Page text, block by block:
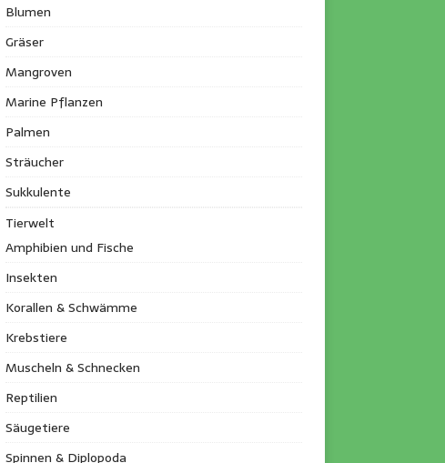
Blumen
Gräser
Mangroven
Marine Pflanzen
Palmen
Sträucher
Sukkulente
Tierwelt
Amphibien und Fische
Insekten
Korallen & Schwämme
Krebstiere
Muscheln & Schnecken
Reptilien
Säugetiere
Spinnen & Diplopoda